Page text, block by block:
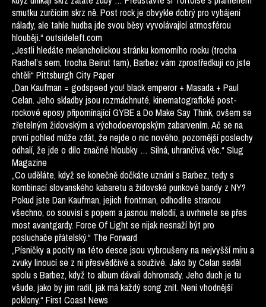
smutku zurčícím skrz ně. Post rock je obvykle dobrý pro vybájení
nálady, ale tahle hudba jde svou běsy vyvolávající atmosférou
hlouběji.“ outsideleft.com
„Jestli hledáte melancholickou stránku komorního rocku (trocha
Rachel’s sem, trocha Beirut tam), Barbez vám zprostředkují co jste
chtěli“ Pittsburgh City Paper
„Dan Kaufman = godspeed you! black emperor + Masada + Paul
Celan. Jeho skladby jsou rozmáchnuté, kinematografické post-
rockové eposy připomínající GYBE a Do Make Say Think, ovšem se
zřetelným židovským a východoevropským zabarvením. Ač se na
první pohled může zdát, že nejde o nic nového, pozornější poslechy
odhalí, že jde o dílo značné hloubky … Silná, uhrančivá věc.“ Slug
Magazine
„Co uděláte, když se konečně dočkáte uznání s Barbez, tedy s
kombinací slovanského kabaretu a židovské punkové bandy z NY?
Pokud jste Dan Kaufman, jejich frontman, odhodíte stranou
všechno, co souvisí s popem a jasnou melodií, a uvrhnete se přes
most avantgardy. Force Of Light se nijak nesnaží být pro
posluchače přátelský.“ The Forward
„Písničky a pocity na této desce jsou vybroušeny na nejvyšší míru a
zvuky linoucí se z ní přesvědčivé a souživé. Jako by Celan seděl
spolu s Barbez, když to album dávali dohromady. Jeho duch je tu
všude, jako by jim radil, jak má každý song znít. Není vhodnější
poklony.“ First Coast News